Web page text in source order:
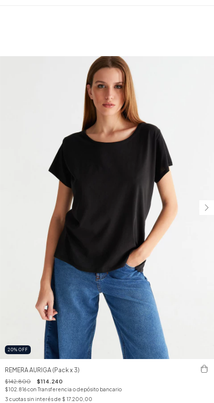
20% OFF
REMERA AURIGA (Pack x 3)
$142.800 $114.240
$102.816con Transferencia o depósito bancario
3 cuotas sin interés de $ 17.200,00